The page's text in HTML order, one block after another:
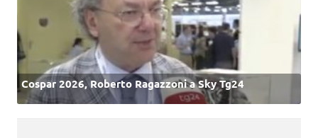
Cospar 2026, Roberto Ragazzoni a Sky Tg24